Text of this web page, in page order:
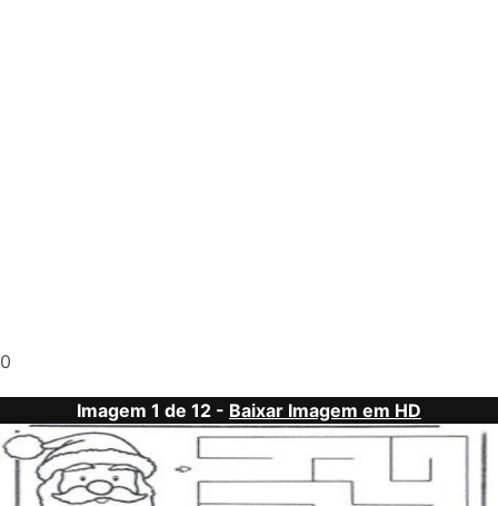
0
Imagem 1 de 12 - Baixar Imagem em HD